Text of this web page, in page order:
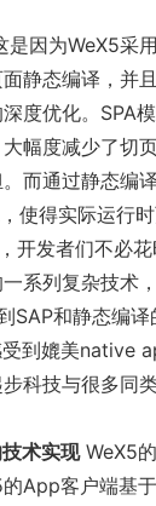
是因为WeX5
面静态编译，并
度优化。SPA
幅度减少了切
而通过静态编
使得实际运行
开发者们不必
系列复杂技术
SAP和静态编
到媲美native
科技与很多同
术实现WeX5
App客户端基